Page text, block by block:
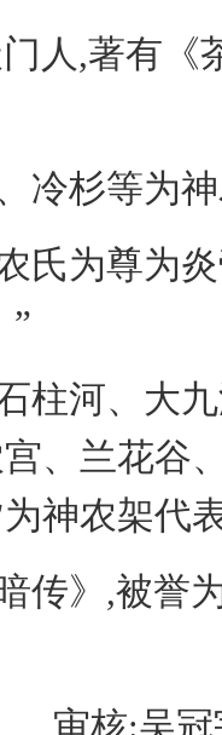
人,著有《
冷杉等为
氏为尊为
”
柱河、大
、兰花谷
神农架代
传》,被誉
审核:吴